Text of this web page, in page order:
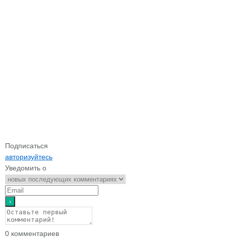
Подписаться
авторизуйтесь
Уведомить о
0 комментариев